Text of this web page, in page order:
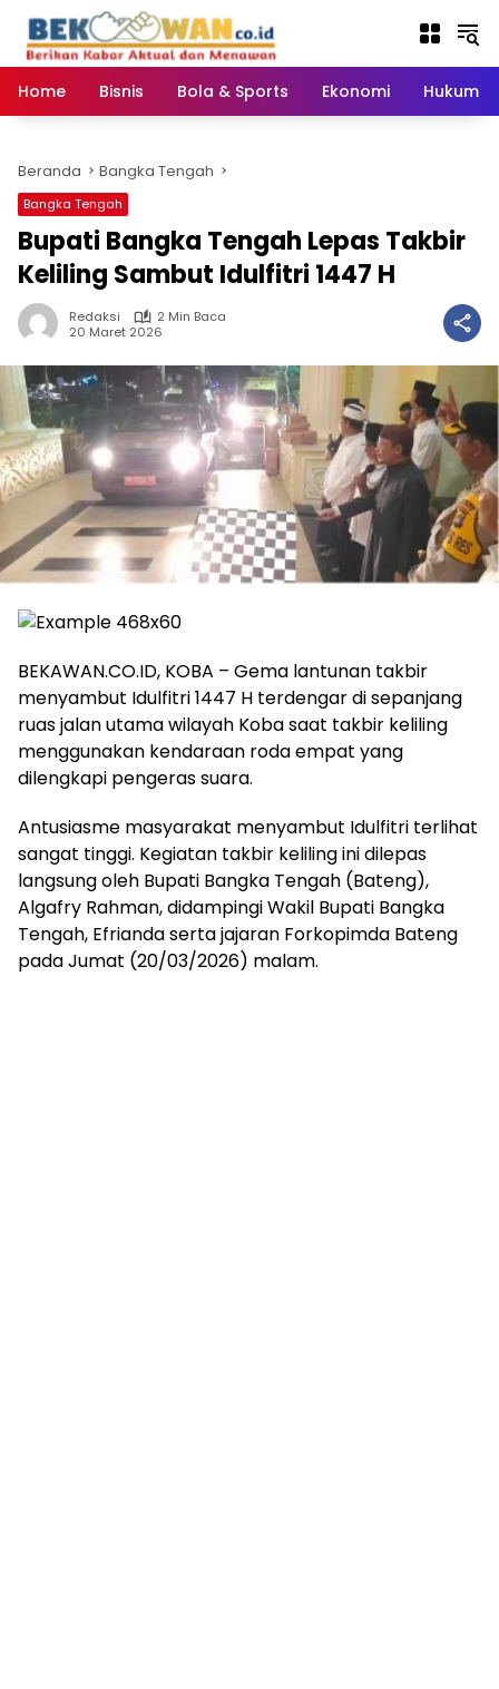
konten
Home
Bisnis Bola & Sports Ekonomi Hukum
Beranda Bangka Tengah
Bangka Tengah
‎Bupati Bangka Tengah Lepas Takbir
Keliling Sambut Idulfitri 1447 H ‎
Redaksi
2 Min Baca
20 Maret 2026
BEKAWAN.CO.ID, KOBA – Gema lantunan takbir
menyambut Idulfitri 1447 H terdengar di sepanjang
ruas jalan utama wilayah Koba saat takbir keliling
menggunakan kendaraan roda empat yang
dilengkapi pengeras suara.
‎Antusiasme masyarakat menyambut Idulfitri terlihat
sangat tinggi. Kegiatan takbir keliling ini dilepas
langsung oleh Bupati Bangka Tengah (Bateng),
Algafry Rahman, didampingi Wakil Bupati Bangka
Tengah, Efrianda serta jajaran Forkopimda Bateng
pada Jumat (20/03/2026) malam.